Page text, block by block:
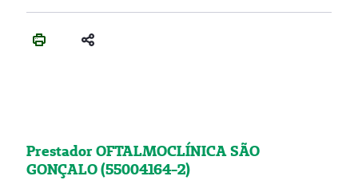
Prestador OFTALMOCLÍNICA SÃO
GONÇALO (55004164-2)